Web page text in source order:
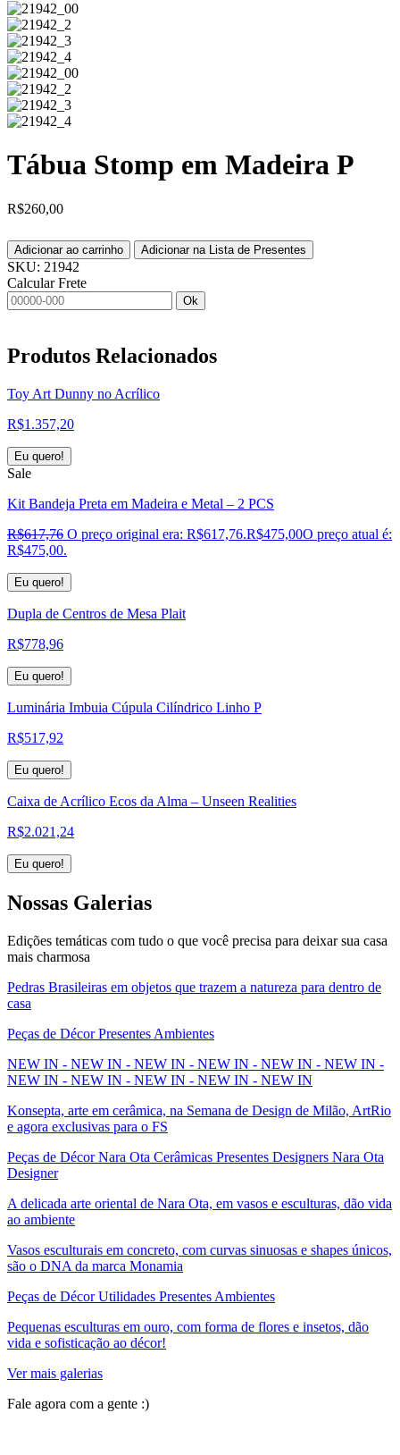
Tábua Stomp em Madeira P
R$260,00
Adicionar ao carrinho Adicionar na Lista de Presentes
SKU: 21942
Calcular Frete
Ok
Produtos Relacionados
Toy Art Dunny no Acrílico
R$1.357,20
Eu quero!
Sale
Kit Bandeja Preta em Madeira e Metal – 2 PCS
R$617,76 O preço original era: R$617,76.R$475,00O preço atual é:
R$475,00.
Eu quero!
Dupla de Centros de Mesa Plait
R$778,96
Eu quero!
Luminária Imbuia Cúpula Cilíndrico Linho P
R$517,92
Eu quero!
Caixa de Acrílico Ecos da Alma – Unseen Realities
R$2.021,24
Eu quero!
Nossas Galerias
Edições temáticas com tudo o que você precisa para deixar sua casa
mais charmosa
Pedras Brasileiras em objetos que trazem a natureza para dentro de
casa
Peças de Décor Presentes Ambientes
NEW IN - NEW IN - NEW IN - NEW IN - NEW IN - NEW IN -
NEW IN - NEW IN - NEW IN - NEW IN - NEW IN
Konsepta, arte em cerâmica, na Semana de Design de Milão, ArtRio
e agora exclusivas para o FS
Peças de Décor Nara Ota Cerâmicas Presentes Designers Nara Ota
Designer
A delicada arte oriental de Nara Ota, em vasos e esculturas, dão vida
ao ambiente
Vasos esculturais em concreto, com curvas sinuosas e shapes únicos,
são o DNA da marca Monamia
Peças de Décor Utilidades Presentes Ambientes
Pequenas esculturas em ouro, com forma de flores e insetos, dão
vida e sofisticação ao décor!
Ver mais galerias
Fale agora com a gente :)